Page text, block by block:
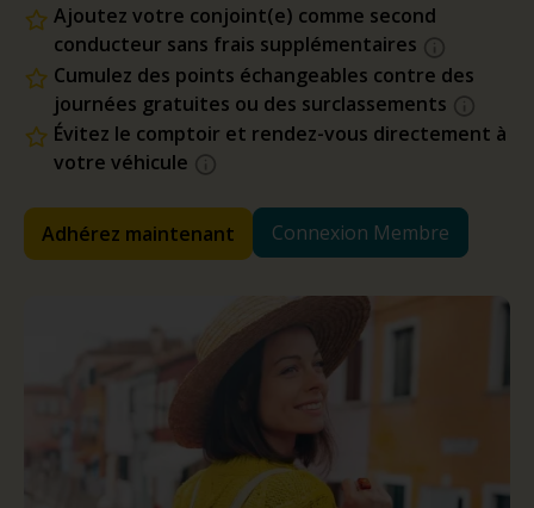
Ajoutez votre conjoint(e) comme second
conducteur sans frais supplémentaires
Cumulez des points échangeables contre des
journées gratuites ou des surclassements
Évitez le comptoir et rendez-vous directement à
votre véhicule
Adhérez maintenant Connexion Membre